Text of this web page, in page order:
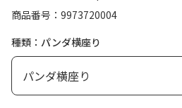
商品番号
9973720004
種類：パンダ横座り